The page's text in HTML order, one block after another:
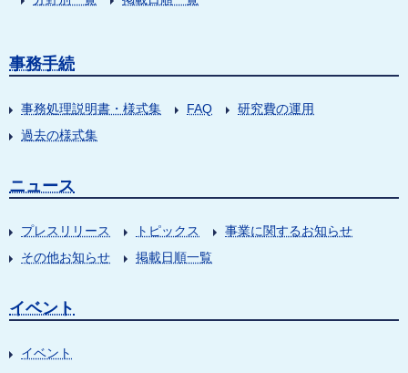
事務手続
事務処理説明書・様式集 FAQ
研究費の運用
過去の様式集
ニュース
プレスリリース トピックス
事業に関するお知らせ
その他お知らせ
掲載日順一覧
イベント
イベント